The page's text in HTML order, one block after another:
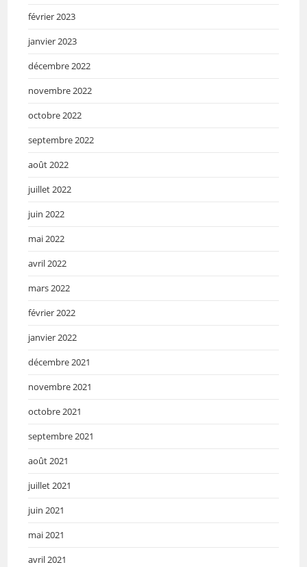
février 2023
janvier 2023
décembre 2022
novembre 2022
octobre 2022
septembre 2022
août 2022
juillet 2022
juin 2022
mai 2022
avril 2022
mars 2022
février 2022
janvier 2022
décembre 2021
novembre 2021
octobre 2021
septembre 2021
août 2021
juillet 2021
juin 2021
mai 2021
avril 2021